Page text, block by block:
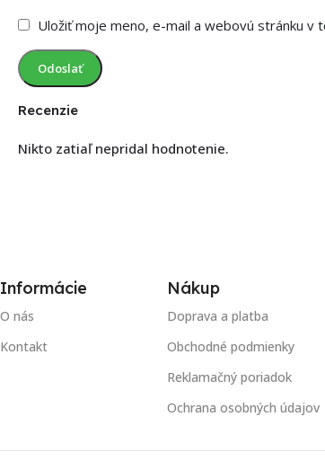
Recenzie
Nikto zatiaľ nepridal hodnotenie.
Uložiť moje meno, e-mail a webovú stránku
Informácie
O nás
Kontakt
Nákup
Doprava a platba
Obchodné podmienky
Reklamačný poriadok
Ochrana osobných údajov